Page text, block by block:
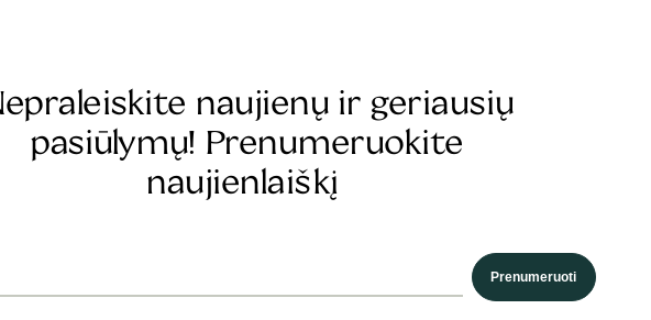
naujienų ir geriausių
pasiūlymų! Prenumeruokite
naujienlaiškį
Prenumeruoti